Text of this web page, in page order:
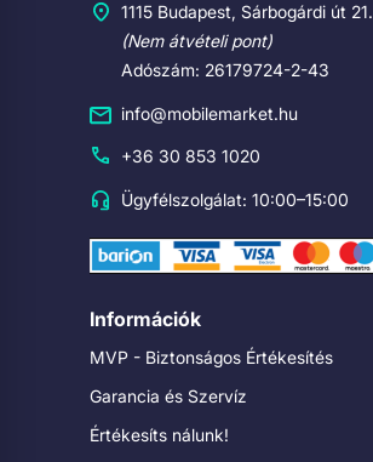
1115 Budapest, Sárbogárdi út 21.
(Nem átvételi pont)
Adószám: 26179724-2-43
info@mobilemarket.hu
+36 30 853 1020
Ügyfélszolgálat: 10:00–15:00
Információk
MVP - Biztonságos Értékesítés
Garancia és Szervíz
Értékesíts nálunk!